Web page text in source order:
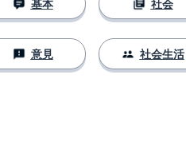
基本
意見
社会
社会生活